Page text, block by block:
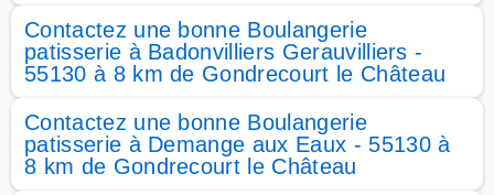
Contactez une bonne Boulangerie
patisserie à Badonvilliers Gerauvilliers -
55130 à 8 km de Gondrecourt le Château
Contactez une bonne Boulangerie
patisserie à Demange aux Eaux - 55130 à
8 km de Gondrecourt le Château